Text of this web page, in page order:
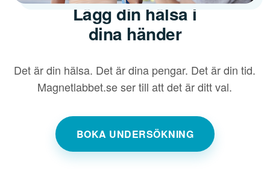
Lägg din hälsa i
dina händer
Det är din hälsa. Det är dina pengar. Det är din tid.
Magnetlabbet.se ser till att det är ditt val.
BOKA UNDERSÖKNING